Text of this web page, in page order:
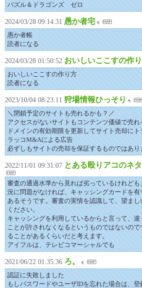
パズル＆ドラゴンズ ゼロ
2024/03/28 09:14:31 愚か者宅
愚か者帳
読者になる
2024/03/28 01:50:52 おいしいここすの作
おいしいここすの作り方
読者になる
2023/10/04 08:23:11 狩場情報ひっそり
＼閉鎖予定のサイトも売れるかも？／
アクセスがないサイトもコンテンツ価値で売れ
ドメインの有効期限を更新してサイト売却にト
ラッコM&Aによる広告
必ずしもサイトの売却を保証するものではあり
2022/11/01 09:31:07 とある殴りアコのネ
審査の通過水準から見れば劣っているけれど
況に問題がなければ、キャッシングカードを
あるそうです。審査の実情を認識して、望ま
ください。
キャッシングを利用しているからと言って、
ことが許されなくなるというものではないの
ることがあるくらいだと考えます。
アイフルは、テレビコマーシャルでも
2021/06/22 01:35:36 ろ。
認証に失敗しました
もしパスワードやユーザIDを忘れた場合は、